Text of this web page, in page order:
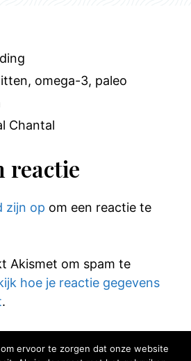
, omega-3, paleo
Chantal
reactie
zijn op om een reactie te
Akismet om spam te
hoe je reactie gegevens
.
ervoor te zorgen dat onze website